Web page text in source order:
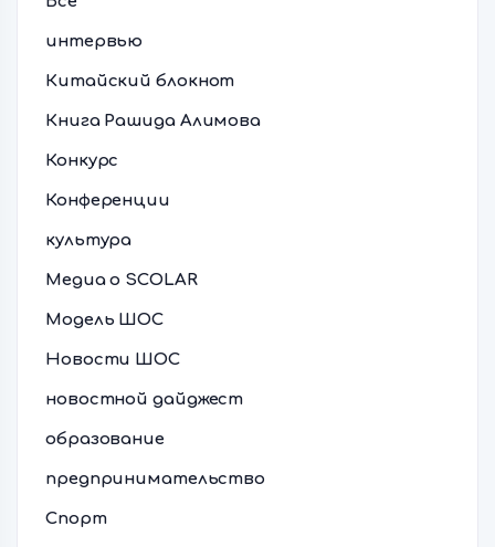
интервью
Китайский блокнот
Книга Рашида Алимова
Конкурс
Конференции
культура
Медиа о SCOLAR
Модель ШОС
Новости ШОС
новостной дайджест
образование
предпринимательство
Спорт